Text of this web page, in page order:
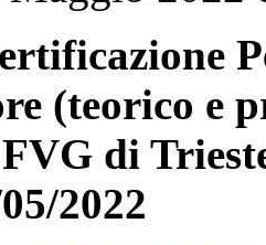
(teorico e
di
2022